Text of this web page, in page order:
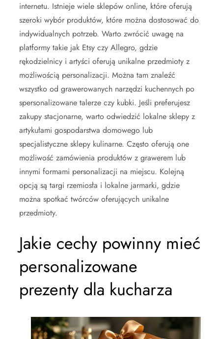
internetu. Istnieje wiele sklepów online, które oferują
szeroki wybór produktów, które można dostosować do
indywidualnych potrzeb. Warto zwrócić uwagę na
platformy takie jak Etsy czy Allegro, gdzie
rękodzielnicy i artyści oferują unikalne przedmioty z
możliwością personalizacji. Można tam znaleźć
wszystko od grawerowanych narzędzi kuchennych po
spersonalizowane talerze czy kubki. Jeśli preferujesz
zakupy stacjonarne, warto odwiedzić lokalne sklepy z
artykułami gospodarstwa domowego lub
specjalistyczne sklepy kulinarne. Często oferują one
możliwość zamówienia produktów z grawerem lub
innymi formami personalizacji na miejscu. Kolejną
opcją są targi rzemiosła i lokalne jarmarki, gdzie
można spotkać twórców oferujących unikalne
przedmioty.
Jakie cechy powinny mieć
personalizowane
prezenty dla kucharza